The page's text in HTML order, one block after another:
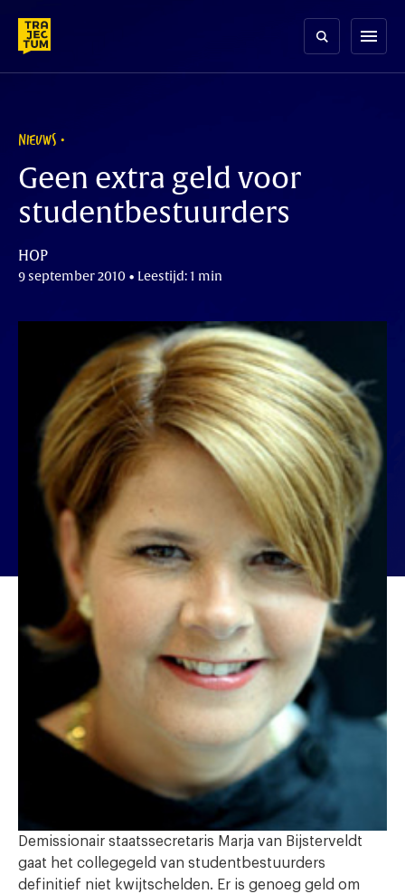
content
menu
NIEUWS
Geen extra geld voor
studentbestuurders
HOP
9 september 2010 • Leestijd: 1 min
Demissionair staatssecretaris Marja van Bijsterveldt
gaat het collegegeld van studentbestuurders
definitief niet kwijtschelden. Er is genoeg geld om